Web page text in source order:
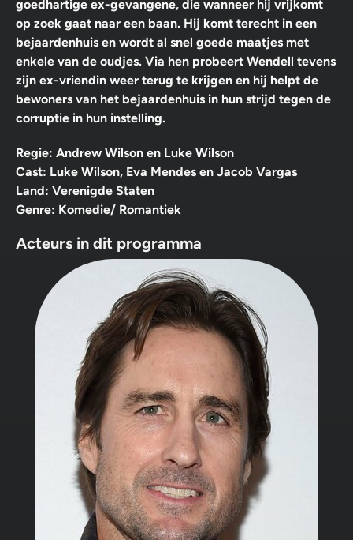
goedhartige ex-gevangene, die wanneer hij vrijkomt
op zoek gaat naar een baan. Hij komt terecht in een
bejaardenhuis en wordt al snel goede maatjes met
enkele van de oudjes. Via hen probeert Wendell tevens
zijn ex-vriendin weer terug te krijgen en hij helpt de
bewoners van het bejaardenhuis in hun strijd tegen de
corruptie in hun instelling.
Regie: Andrew Wilson en Luke Wilson
Cast: Luke Wilson, Eva Mendes en Jacob Vargas
Land: Verenigde Staten
Genre: Komedie/ Romantiek
Acteurs in dit programma